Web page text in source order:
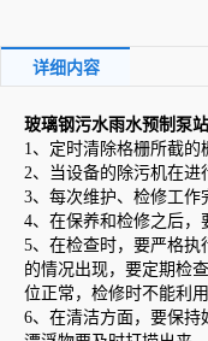
详细内容
玻璃钢污水雨水预制泵站
1、定时清除格栅所截
2、当设备的除污机在
3、每次维护、检修工
4、在保养和检修之后
5、在检查时，要严格
的情况出现，要定期检
位正常，检修时不能利
6、在清洁方面，要保